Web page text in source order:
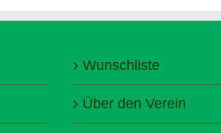
Wunschliste
Über den Verein